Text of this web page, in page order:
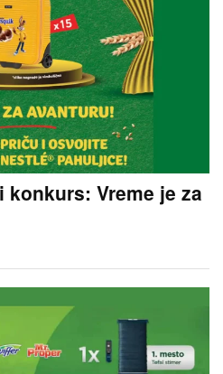
konkurs: Vreme je za